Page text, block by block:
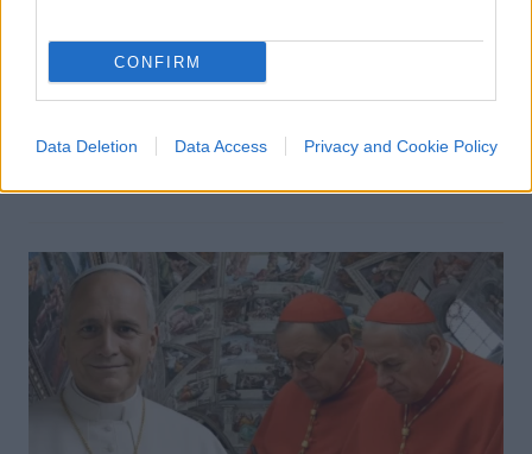
CONFIRM
Data Deletion Data Access Privacy and Cookie Policy
Leone XIV c’ha preso gusto: altro
colpo al regno di Bergoglio
diAlessandro Bonelli
26.5k